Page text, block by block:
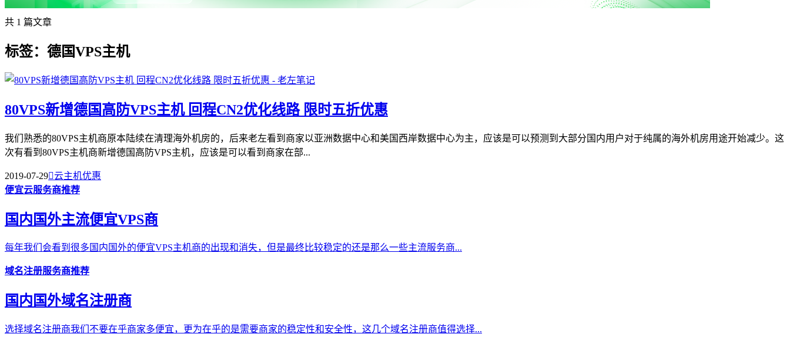
共 1 篇文章
标签：德国VPS主机
80VPS新增德国高防VPS主机 回程CN2优化线路 限时五折优惠
我们熟悉的80VPS主机商原本陆续在清理海外机房的，后来老左看到商家以亚洲数据中心和美国西岸数据中心为主，应该是可以预测到大部分国内用户对于纯属的海外机房用途开始减少。这
次有看到80VPS主机商新增德国高防VPS主机，应该是可以看到商家在部...
2019-07-29云主机优惠
便宜云服务商推荐
国内国外主流便宜VPS商
每年我们会看到很多国内国外的便宜VPS主机商的出现和消失，但是最终比较稳定的还是那么一些主流服务商...
域名注册服务商推荐
国内国外域名注册商
选择域名注册商我们不要在乎商家多便宜，更为在乎的是需要商家的稳定性和安全性，这几个域名注册商值得选择...